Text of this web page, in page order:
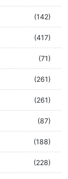
(36)
(142)
(417)
(71)
(261)
(261)
(87)
(188)
(228)